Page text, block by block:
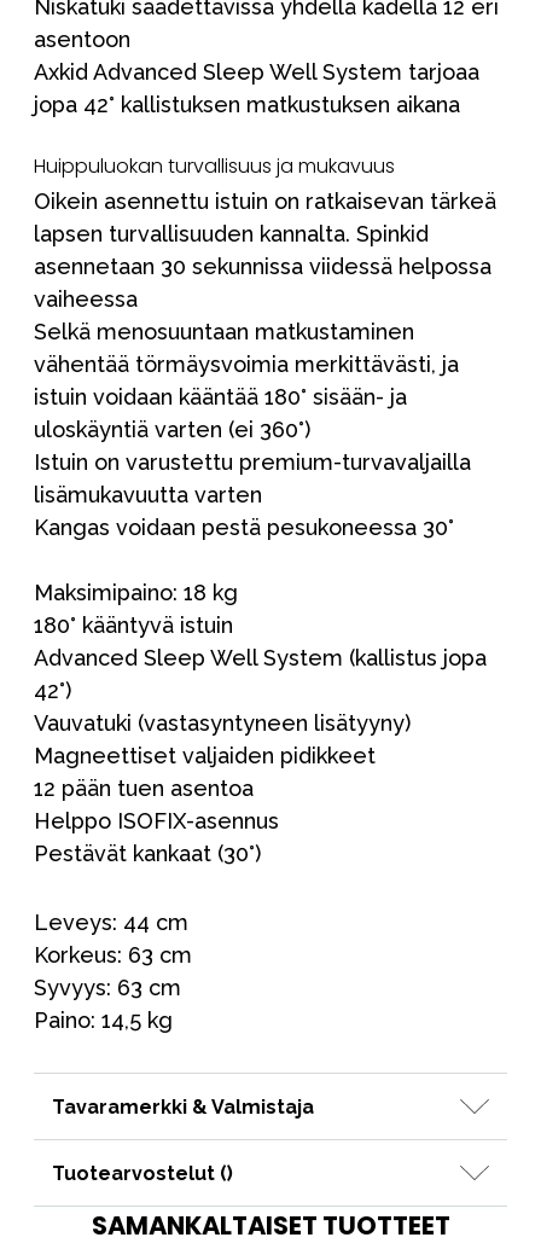
Niskatuki säädettävissä yhdellä kädellä 12 eri
asentoon
Axkid Advanced Sleep Well System tarjoaa
jopa 42° kallistuksen matkustuksen aikana
Huippuluokan turvallisuus ja mukavuus
Oikein asennettu istuin on ratkaisevan tärkeä
lapsen turvallisuuden kannalta. Spinkid
asennetaan 30 sekunnissa viidessä helpossa
vaiheessa
Selkä menosuuntaan matkustaminen
vähentää törmäysvoimia merkittävästi, ja
istuin voidaan kääntää 180° sisään- ja
uloskäyntiä varten (ei 360°)
Istuin on varustettu premium-turvavaljailla
lisämukavuutta varten
Kangas voidaan pestä pesukoneessa 30°
Maksimipaino: 18 kg
180° kääntyvä istuin
Advanced Sleep Well System (kallistus jopa
42°)
Vauvatuki (vastasyntyneen lisätyyny)
Magneettiset valjaiden pidikkeet
12 pään tuen asentoa
Helppo ISOFIX-asennus
Pestävät kankaat (30°)
Leveys: 44 cm
Korkeus: 63 cm
Syvyys: 63 cm
Paino: 14,5 kg
Tavaramerkki & Valmistaja
Tuotearvostelut ()
SAMANKALTAISET TUOTTEET